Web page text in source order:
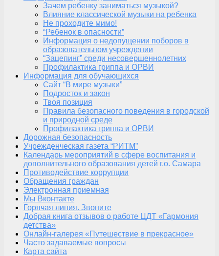
Зачем ребенку заниматься музыкой?
Влияние классической музыки на ребенка
Не проходите мимо!
“Ребенок в опасности”
Информация о недопущении поборов в
образовательном учреждении
“Зацепинг” среди несовершеннолетних
Профилактика гриппа и ОРВИ
Информация для обучающихся
Сайт “В мире музыки”
Подросток и закон
Твоя позиция
Правила безопасного поведения в городской
и природной среде
Профилактика гриппа и ОРВИ
Дорожная безопасность
Учрежденческая газета “РИТМ”
Календарь мероприятий в сфере воспитания и
дополнительного образования детей г.о. Самара
Противодействие коррупции
Обращения граждан
Электронная приемная
Мы Вконтакте
Горячая линия. Звоните
Добрая книга отзывов о работе ЦДТ «Гармония
детства»
Онлайн-галерея «Путешествие в прекрасное»
Часто задаваемые вопросы
Карта сайта